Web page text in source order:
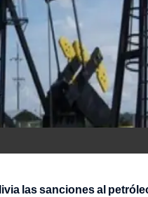
las sanciones al